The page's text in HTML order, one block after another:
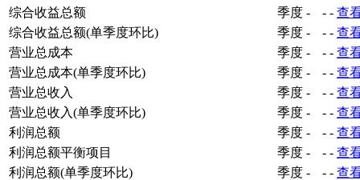
综合收益总额
季度 - - - 查
综合收益总额(单季度环比)
季度 - - - 查
营业总成本
季度 - - - 查
营业总成本(单季度环比)
季度 - - - 查
营业总收入
季度 - - - 查
营业总收入(单季度环比)
季度 - - - 查
利润总额
季度 - - - 查
利润总额平衡项目
季度 - - - 查
利润总额(单季度环比)
季度 - - - 查